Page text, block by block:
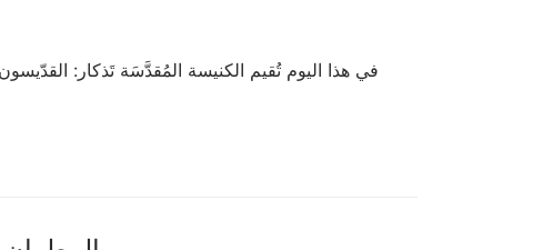
في هذا اليوم تُقيم الكنيسة المُقدَّسَة تَذكار: